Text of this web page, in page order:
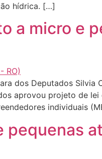
hídrica. […]
a micro e
dos Deputados Silvia
aprovou projeto de
individuais
pequenas